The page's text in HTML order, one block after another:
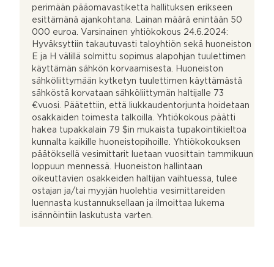
perimään pääomavastiketta hallituksen erikseen
esittämänä ajankohtana. Lainan määrä enintään 50
000 euroa. Varsinainen yhtiökokous 24.6.2024:
Hyväksyttiin takautuvasti taloyhtiön sekä huoneiston
E ja H välillä solmittu sopimus alapohjan tuulettimen
käyttämän sähkön korvaamisesta. Huoneiston
sähköliittymään kytketyn tuulettimen käyttämästä
sähköstä korvataan sähköliittymän haltijalle 73
€vuosi. Päätettiin, että liukkaudentorjunta hoidetaan
osakkaiden toimesta talkoilla. Yhtiökokous päätti
hakea tupakkalain 79 $in mukaista tupakointikieltoa
kunnalta kaikille huoneistopihoille. Yhtiökokouksen
päätöksellä vesimittarit luetaan vuosittain tammikuun
loppuun mennessä. Huoneiston hallintaan
oikeuttavien osakkeiden haltijan vaihtuessa, tulee
ostajan ja/tai myyjän huolehtia vesimittareiden
luennasta kustannuksellaan ja ilmoittaa lukema
isännöintiin laskutusta varten.